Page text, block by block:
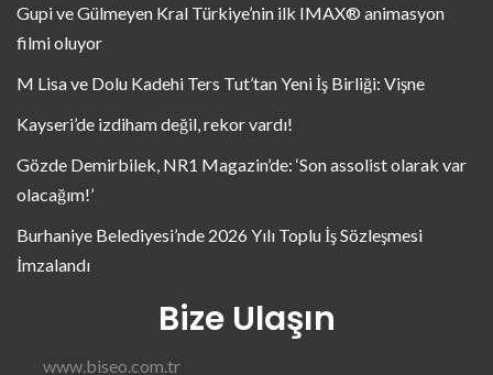
Gupi ve Gülmeyen Kral Türkiye’nin ilk IMAX® animasyon
filmi oluyor
M Lisa ve Dolu Kadehi Ters Tut’tan Yeni İş Birliği: Vişne
Kayseri’de izdiham değil, rekor vardı!
Gözde Demirbilek, NR1 Magazin’de: ‘Son assolist olarak var
olacağım!’
Burhaniye Belediyesi’nde 2026 Yılı Toplu İş Sözleşmesi
İmzalandı
Bize Ulaşın
www.biseo.com.tr